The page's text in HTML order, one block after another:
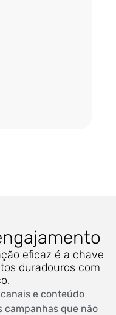
eficaz é a chave
duradouros com
e conteúdo
campanhas que não